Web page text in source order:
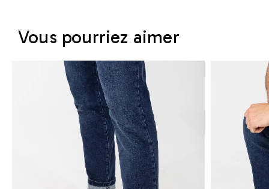
Vous pourriez aimer